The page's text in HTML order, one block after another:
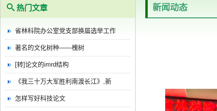
新闻动态
热门文章
省林科院办公室党支部换届选举工作
著名的文化树种——槐树
[转]论文的imrd结构
《我三十万大军胜利南渡长江》,新
怎样写好科技论文